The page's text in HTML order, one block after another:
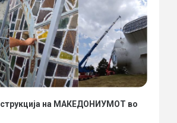
на МАКЕДОНИУМОТ во